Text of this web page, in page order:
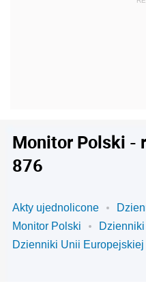
Monitor Polski -
876
Akty ujednolicone
Monitor Polski
Dzienniki Unii Europejskiej